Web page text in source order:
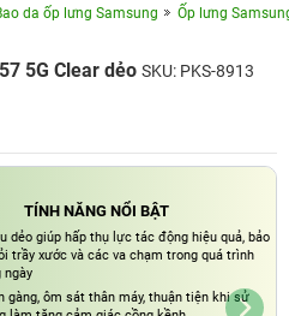
da ốp lưng Samsung Ốp lưng
5G Clear dẻo SKU: PKS-8913
TÍNH NĂNG NỔI BẬT
dẻo giúp hấp thụ lực tác động hiệu quả, bảo
trầy xước và các va chạm trong quá trình
ngày
gàng, ôm sát thân máy, thuận tiện khi sử